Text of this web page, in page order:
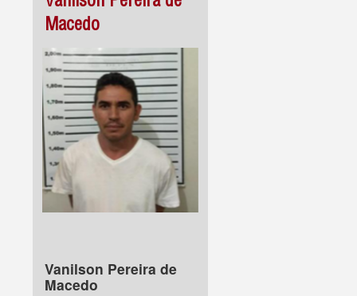
Macedo
Vanilson Pereira de
Macedo